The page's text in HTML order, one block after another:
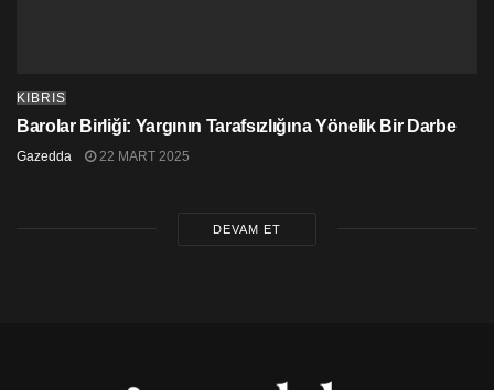
KIBRIS
Barolar Birliği: Yargının Tarafsızlığına Yönelik Bir Darbe
Gazedda 22 MART 2025
DEVAM ET